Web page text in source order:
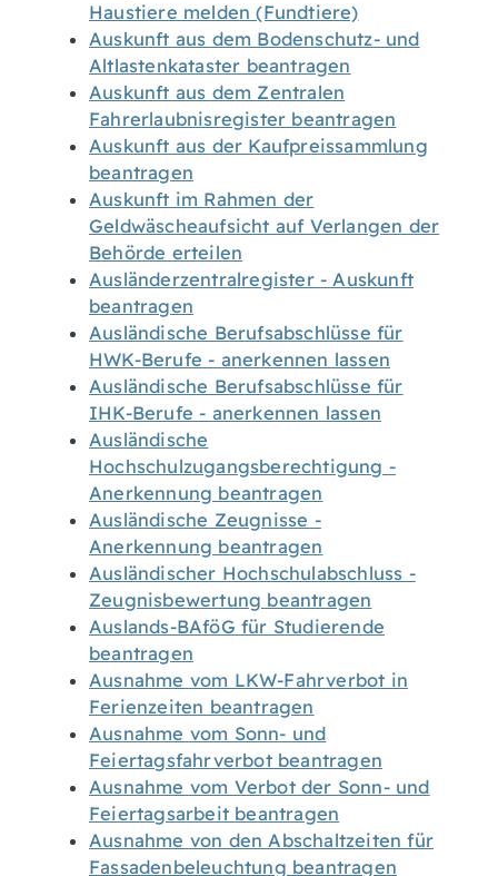
Haustiere melden (Fundtiere)
Auskunft aus dem Bodenschutz- und
Altlastenkataster beantragen
Auskunft aus dem Zentralen
Fahrerlaubnisregister beantragen
Auskunft aus der Kaufpreissammlung
beantragen
Auskunft im Rahmen der
Geldwäscheaufsicht auf Verlangen der
Behörde erteilen
Ausländerzentralregister - Auskunft
beantragen
Ausländische Berufsabschlüsse für
HWK-Berufe - anerkennen lassen
Ausländische Berufsabschlüsse für
IHK-Berufe - anerkennen lassen
Ausländische
Hochschulzugangsberechtigung -
Anerkennung beantragen
Ausländische Zeugnisse -
Anerkennung beantragen
Ausländischer Hochschulabschluss -
Zeugnisbewertung beantragen
Auslands-BAföG für Studierende
beantragen
Ausnahme vom LKW-Fahrverbot in
Ferienzeiten beantragen
Ausnahme vom Sonn- und
Feiertagsfahrverbot beantragen
Ausnahme vom Verbot der Sonn- und
Feiertagsarbeit beantragen
Ausnahme von den Abschaltzeiten für
Fassadenbeleuchtung beantragen